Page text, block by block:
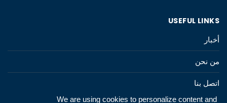
We are using cookies to personalize content and
USEFUL LINKS
أخبار
من نحن
اتصل بنا